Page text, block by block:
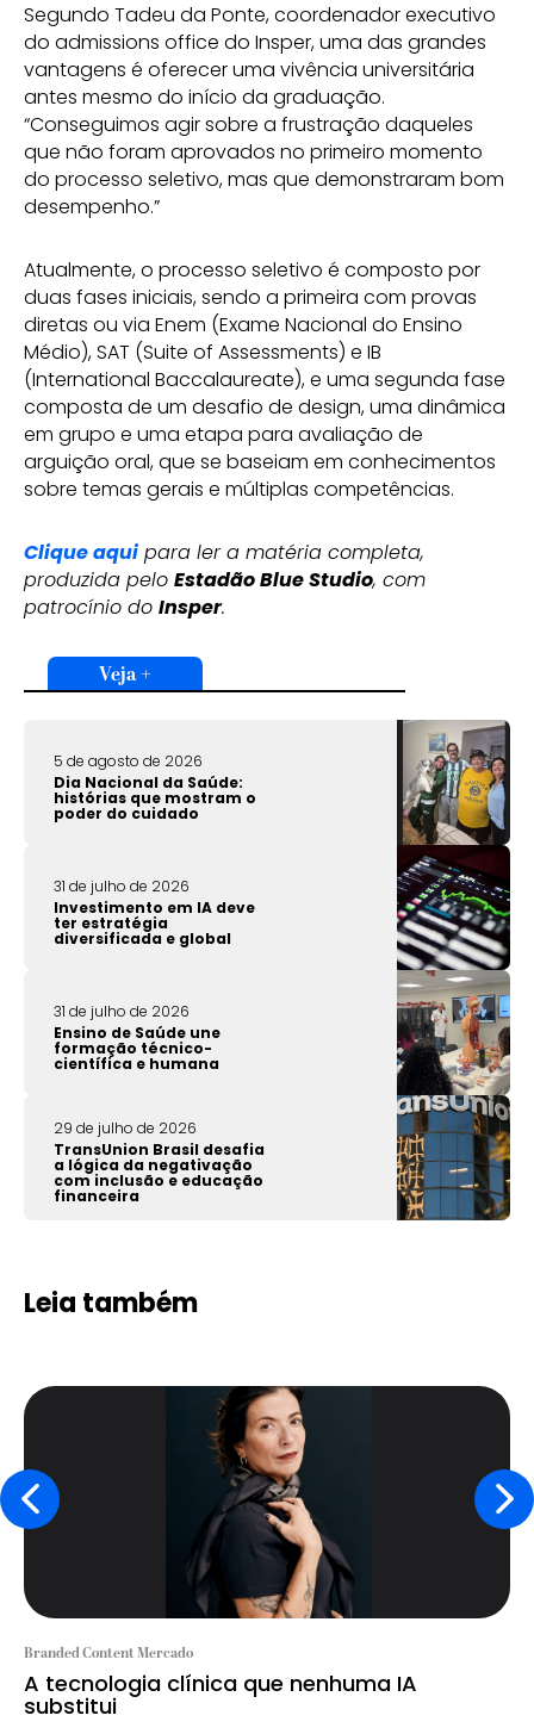
Segundo Tadeu da Ponte, coordenador executivo
do admissions office do Insper, uma das grandes
vantagens é oferecer uma vivência universitária
antes mesmo do início da graduação.
“Conseguimos agir sobre a frustração daqueles
que não foram aprovados no primeiro momento
do processo seletivo, mas que demonstraram bom
desempenho.”
Atualmente, o processo seletivo é composto por
duas fases iniciais, sendo a primeira com provas
diretas ou via Enem (Exame Nacional do Ensino
Médio), SAT (Suite of Assessments) e IB
(International Baccalaureate), e uma segunda fase
composta de um desafio de design, uma dinâmica
em grupo e uma etapa para avaliação de
arguição oral, que se baseiam em conhecimentos
sobre temas gerais e múltiplas competências.
Clique aquipara ler a matéria completa,
produzida pelo Estadão Blue Studio, com
patrocínio do Insper.
Veja +
5 de agosto de 2026
Dia Nacional da Saúde:
histórias que mostram o
poder do cuidado
31 de julho de 2026
Investimento em IA deve
ter estratégia
diversificada e global
31 de julho de 2026
Ensino de Saúde une
formação técnico-
científica e humana
29 de julho de 2026
TransUnion Brasil desafia
a lógica da negativação
com inclusão e educação
financeira
Leia também
Branded Content Mercado
A tecnologia clínica que nenhuma IA
substitui